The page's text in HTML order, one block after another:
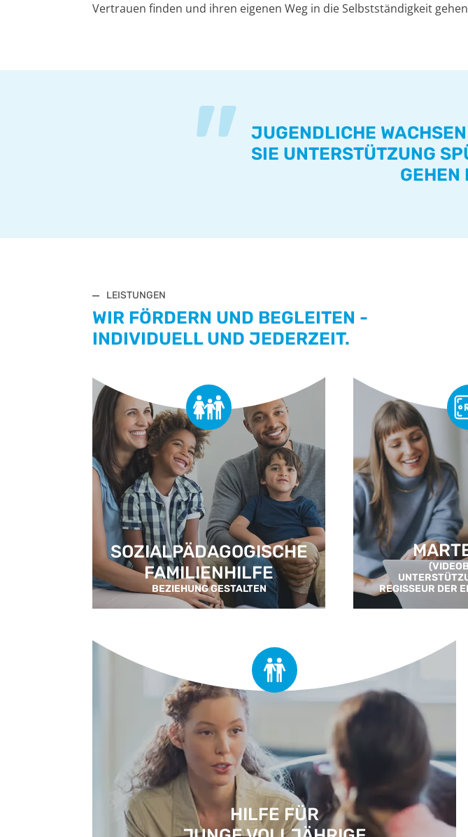
Vertrauen finden und ihren eigenen Weg in die Selbstständigkeit
JUGENDLICHE
SIE UNTERSTÜTZUNG
GEHEN
"
LEISTUNGEN
WIR FÖRDERN UND BEGLEITEN -
INDIVIDUELL UND JEDERZEIT.
SOZIALPÄDAGOGISCHE
FAMILIENHILFE
BEZIEHUNG GESTALTEN
REGISSEUR DER
HILFE FÜR